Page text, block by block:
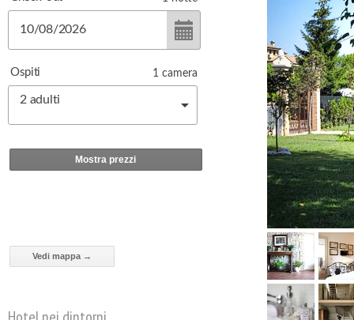
Ospiti
2 adulti
1 camera
Mostra prezzi
Vedi mappa →